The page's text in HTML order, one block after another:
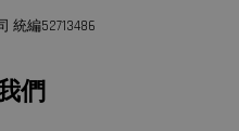
統編52713486
們